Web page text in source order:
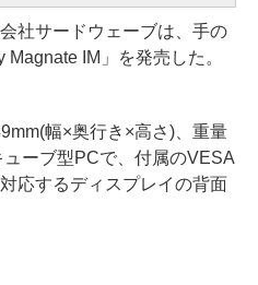
社サードウェーブは、手の
IM」を発売した。
幅×奥行き×高さ)、重量
ーブ型PCで、付属のVESA
応するディスプレイの背面